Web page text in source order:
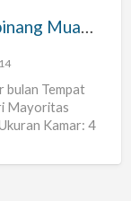
Kost Wanita / Suami-Istri di Cipinang Muara Jakarta Timur
bulan Tempat
Mayoritas
Kamar: 4